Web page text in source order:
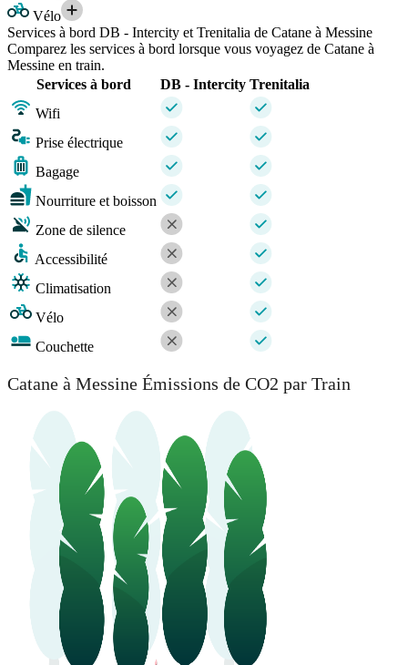
Vélo
Services à bord DB - Intercity et Trenitalia de Catane à Messine
Comparez les services à bord lorsque vous voyagez de Catane à
Messine en train.
Services à bord
DB - Intercity Trenitalia
Wifi
Prise électrique
Bagage
Nourriture et boisson
Zone de silence
Accessibilité
Climatisation
Vélo
Couchette
Catane à Messine Émissions de CO2 par Train